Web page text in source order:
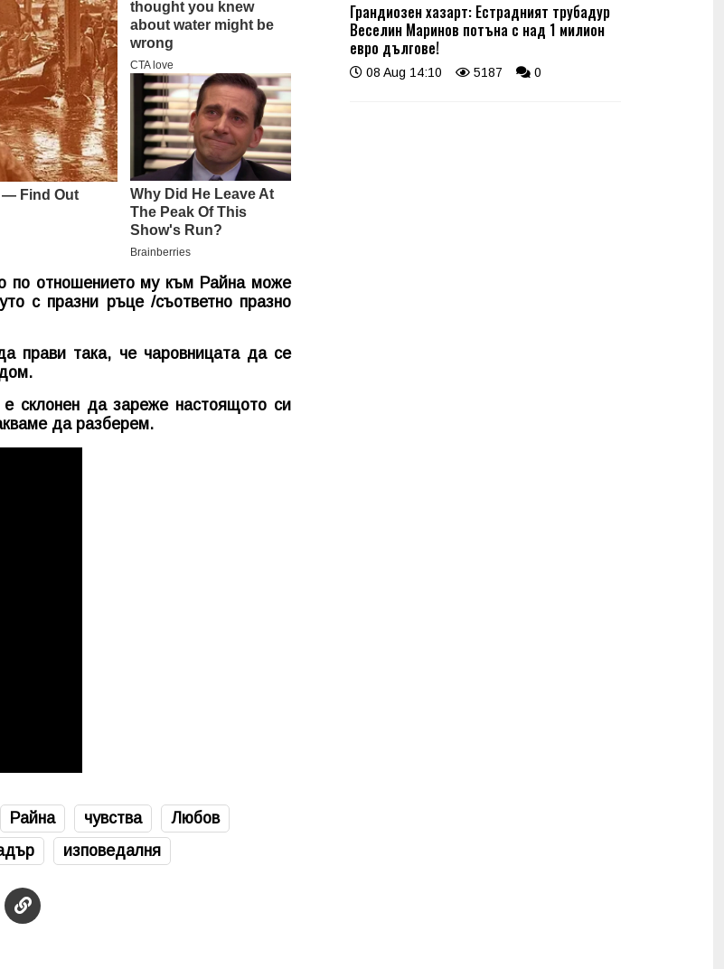
по отношението му към Райна може
с празни ръце /съответно празно
прави така, че чаровницата да се
склонен да зареже настоящото си
да разберем.
Райна чувства
Любов
изповедалня
Грандиозен хазарт: Естрадният трубадур
Веселин Маринов потъна с над 1 милион
евро дългове!
08 Aug 14:10 5187 0